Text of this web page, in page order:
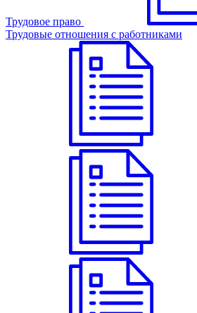
Трудовое право
Трудовые отношения с работниками